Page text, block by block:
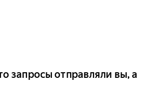
запросы отправляли вы, а